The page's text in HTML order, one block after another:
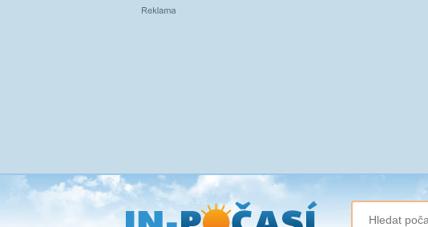
Přejít
na
hlavní
obsah